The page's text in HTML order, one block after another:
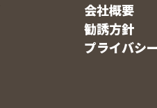
会社概要
勧誘方針
プライバシ